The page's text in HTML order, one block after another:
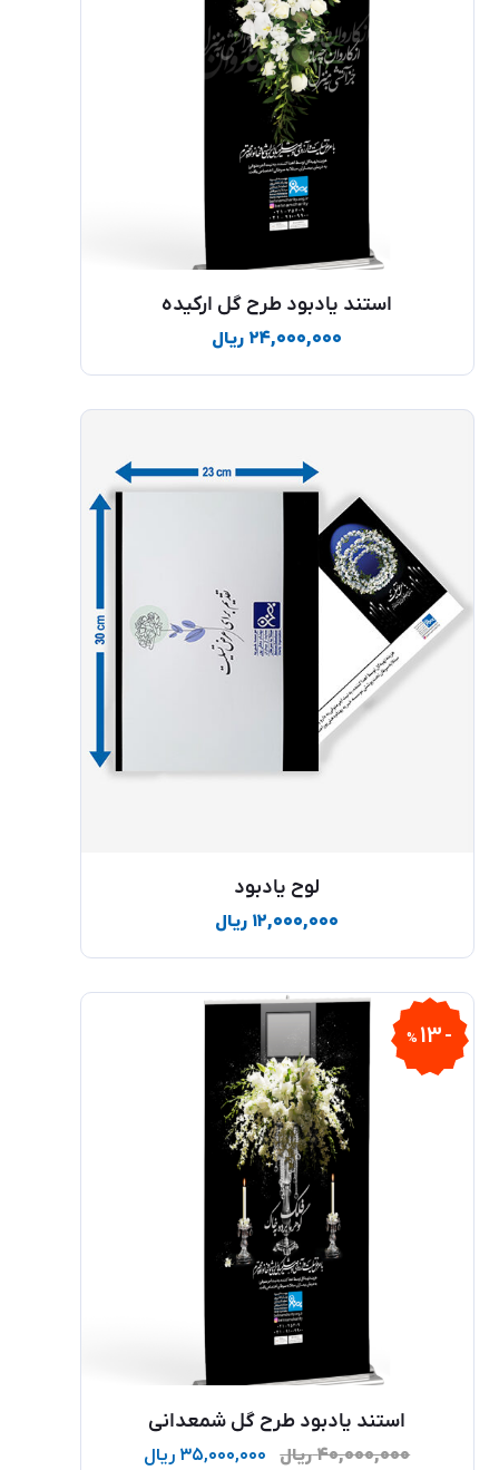
استند یادبود طرح گل ارکیده
۲۴,۰۰۰,۰۰۰ ریال
لوح یادبود
۱۲,۰۰۰,۰۰۰ ریال
13
%
استند یادبود طرح گل شمعدانی
۴۰,۰۰۰,۰۰۰ ریال ۳۵,۰۰۰,۰۰۰ ریال